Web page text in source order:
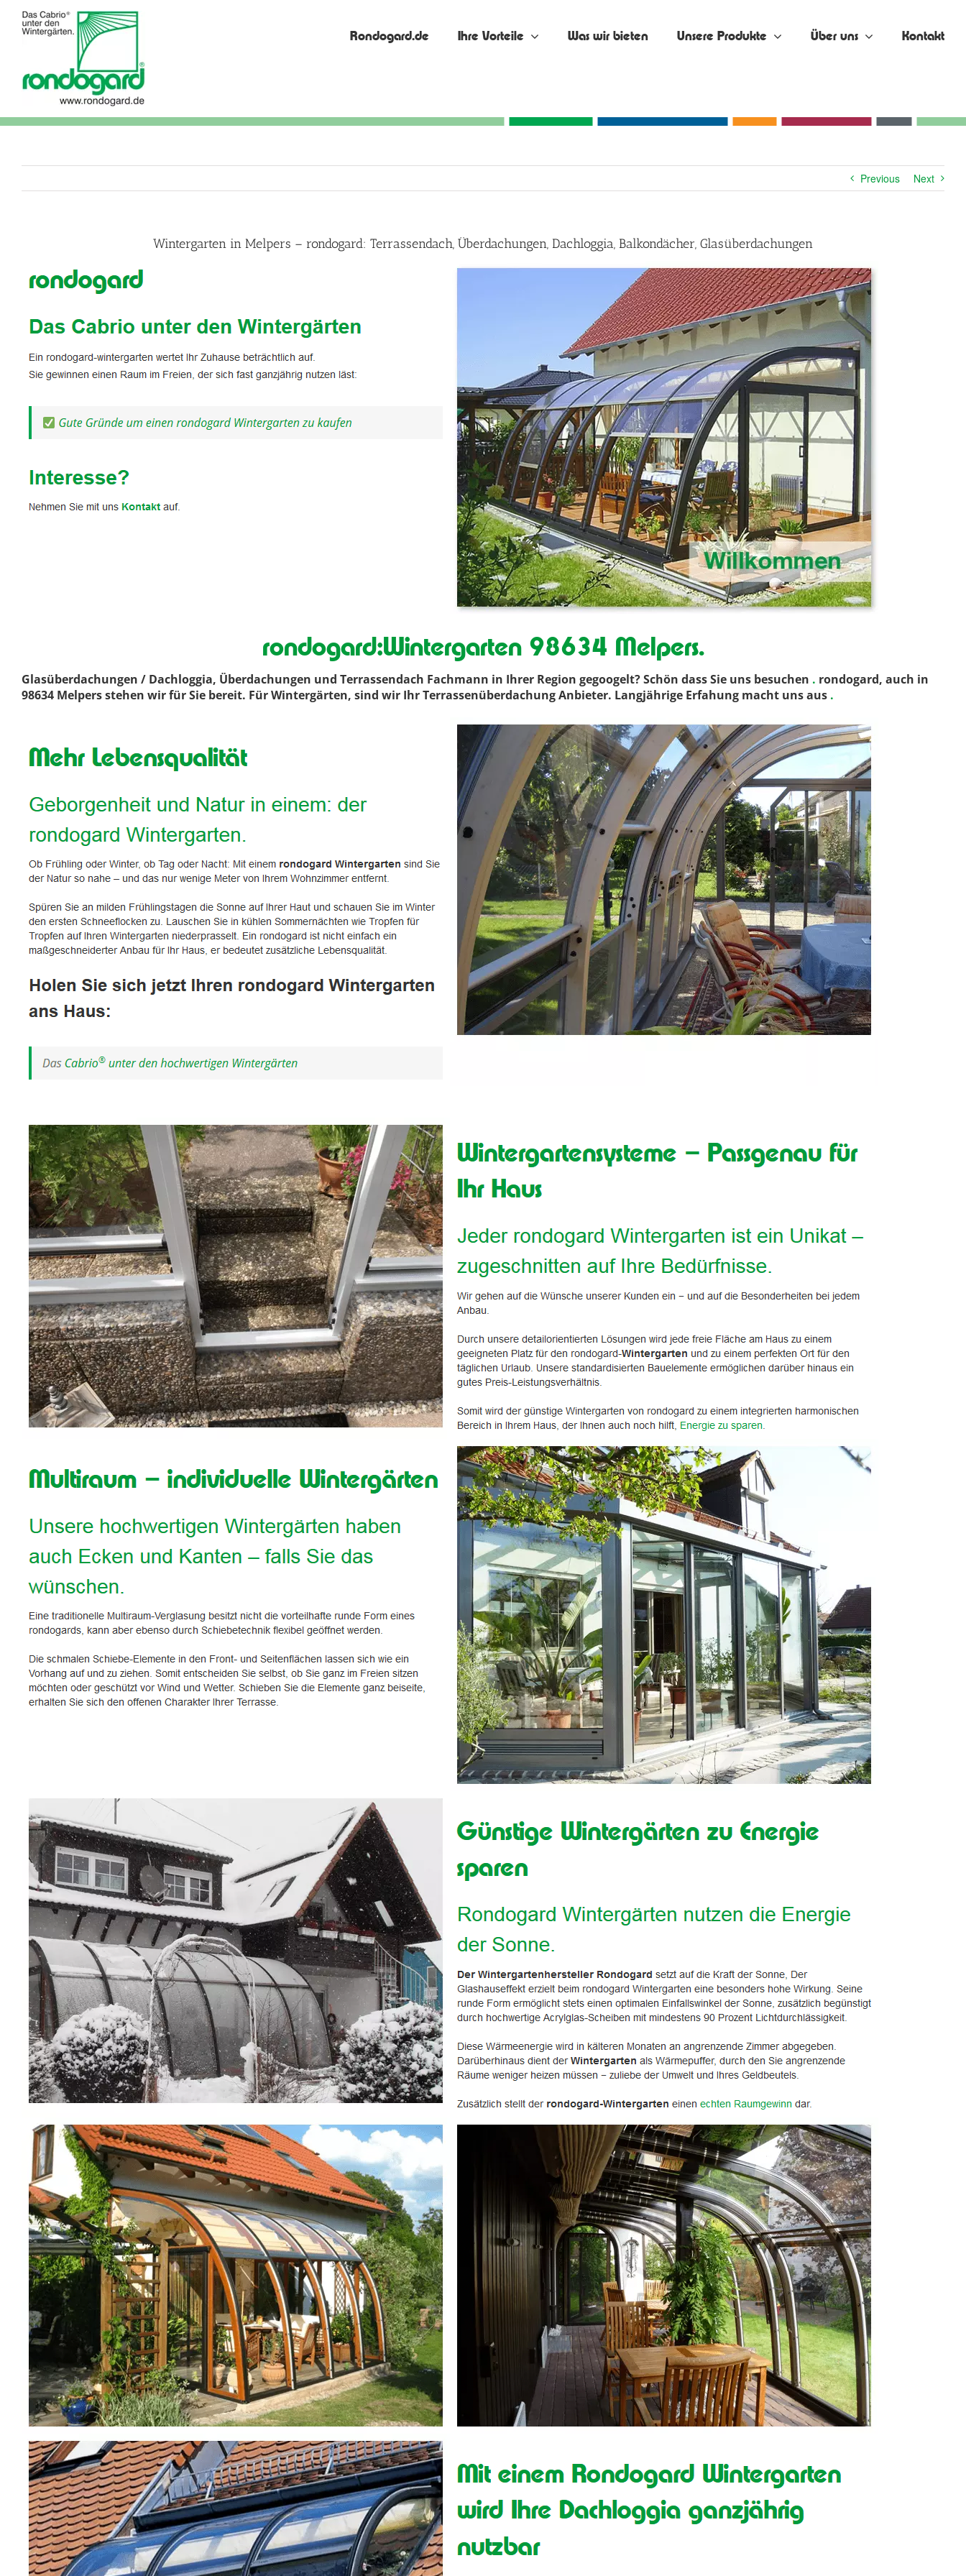
content
Rondogard.de Ihre Vorteile Was wir bieten Unsere Produkte Über uns Kontakt
Previous Next
Wintergarten in Melpers – rondogard: Terrassendach, Überdachungen, Dachloggia, Balkondächer, Glasüberdachungen
rondogard:Wintergarten 98634 Melpers.
Glasüberdachungen / Dachloggia, Überdachungen und Terrassendach Fachmann in Ihrer Region gegoogelt? Schön dass Sie uns besuchen . rondogard, auch in
98634 Melpers stehen wir für Sie bereit. Für Wintergärten, sind wir Ihr Terrassenüberdachung Anbieter. Langjährige Erfahung macht uns aus .